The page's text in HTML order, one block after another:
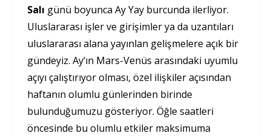
Salı günü boyunca Ay Yay burcunda ilerliyor.
Uluslararası işler ve girişimler ya da uzantıları
uluslararası alana yayınlan gelişmelere açık bir
gündeyiz. Ay’ın Mars-Venüs arasındaki uyumlu
açıyı çalıştırıyor olması, özel ilişkiler açısından
haftanın olumlu günlerinden birinde
bulunduğumuzu gösteriyor. Öğle saatleri
öncesinde bu olumlu etkiler maksimuma